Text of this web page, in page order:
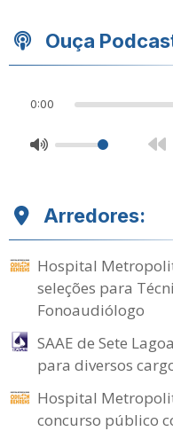
Ouça
0:00
Arredores:
Hospital
seleções para
Fonoaudiólogo
SAAE de Sete
para diversos
Hospital
concurso público